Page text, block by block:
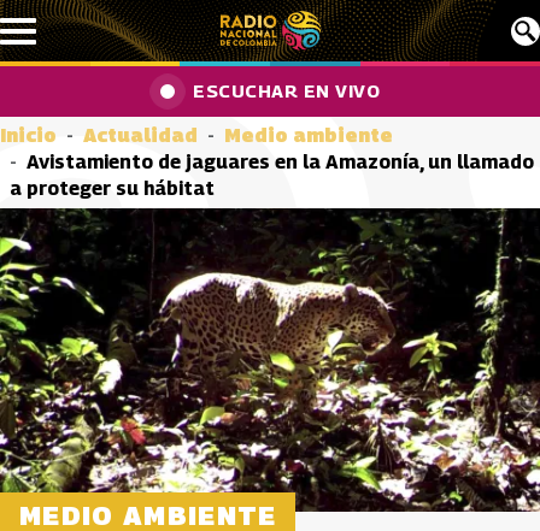
Pasar al contenido principal
ESCUCHAR EN VIVO
Inicio Actualidad
Medio ambiente
Avistamiento de jaguares en la Amazonía, un llamado
a proteger su hábitat
MEDIO AMBIENTE